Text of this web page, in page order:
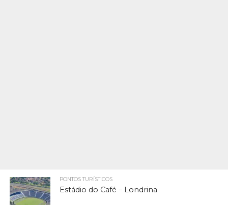
PONTOS TURÍSTICOS
Estádio do Café – Londrina